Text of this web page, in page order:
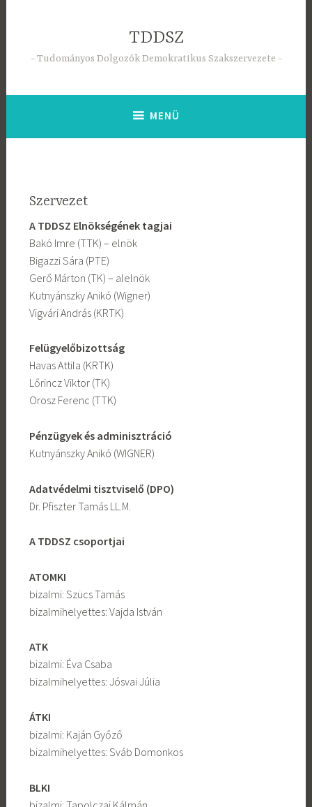
TDDSZ
Tudományos Dolgozók Demokratikus Szakszervezete
MENÜ
Szervezet
A TDDSZ Elnökségének tagjai
Bakó Imre (TTK) – elnök
Bigazzi Sára (PTE)
Gerő Márton (TK) – alelnök
Kutnyánszky Anikó (Wigner)
Vigvári András (KRTK)
Felügyelőbizottság
Havas Attila (KRTK)
Lőrincz Viktor (TK)
Orosz Ferenc (TTK)
Pénzügyek és adminisztráció
Kutnyánszky Anikó (WIGNER)
Adatvédelmi tisztviselő (DPO)
Dr. Pfiszter Tamás LL.M.
A TDDSZ csoportjai
ATOMKI
bizalmi: Szücs Tamás
bizalmihelyettes: Vajda István
ATK
bizalmi: Éva Csaba
bizalmihelyettes: Jósvai Júlia
ÁTKI
bizalmi: Kaján Győző
bizalmihelyettes: Sváb Domonkos
BLKI